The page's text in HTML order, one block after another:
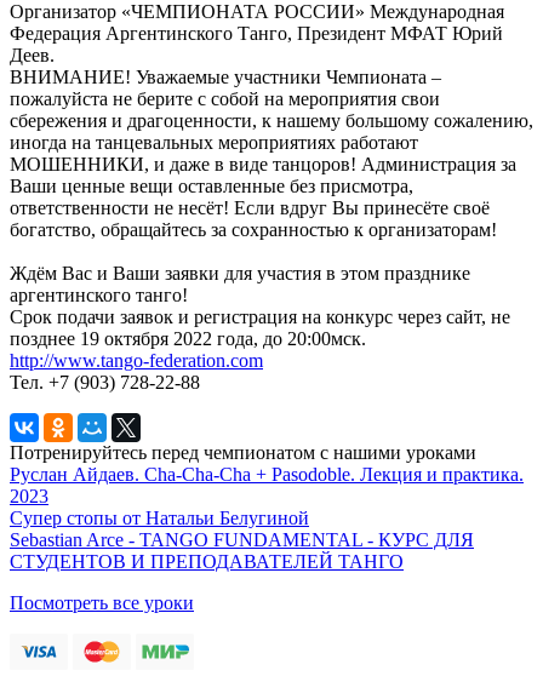
Организатор «ЧЕМПИОНАТА РОССИИ» Международная
Федерация Аргентинского Танго, Президент МФАТ Юрий
Деев.
ВНИМАНИЕ! Уважаемые участники Чемпионата –
пожалуйста не берите с собой на мероприятия свои
сбережения и драгоценности, к нашему большому сожалению,
иногда на танцевальных мероприятиях работают
МОШЕННИКИ, и даже в виде танцоров! Администрация за
Ваши ценные вещи оставленные без присмотра,
ответственности не несёт! Если вдруг Вы принесёте своё
богатство, обращайтесь за сохранностью к организаторам!
Ждём Вас и Ваши заявки для участия в этом празднике
аргентинского танго!
Срок подачи заявок и регистрация на конкурс через сайт, не
позднее 19 октября 2022 года, до 20:00мск.
http://www.tango-federation.com
Тел. +7 (903) 728-22-88
Потренируйтесь перед чемпионатом с нашими уроками
Руслан Айдаев. Cha-Cha-Cha + Pasodoble. Лекция и практика.
2023
Супер стопы от Натальи Белугиной
Sebastian Arce - TANGO FUNDAMENTAL - КУРС ДЛЯ
СТУДЕНТОВ И ПРЕПОДАВАТЕЛЕЙ ТАНГО
Посмотреть все уроки